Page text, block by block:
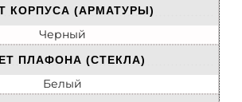
КОРПУСА (АРМАТУРЫ)
Черный
ПЛАФОНА (СТЕКЛА)
Белый